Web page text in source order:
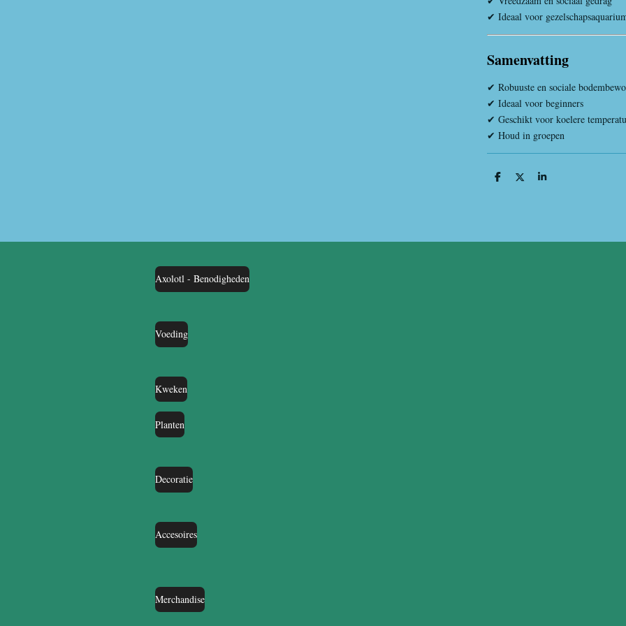
✔ Ideaal voor
Samenvatting
✔ Robuuste en sociale
✔ Ideaal voor beginners
✔ Geschikt voor koelere
✔ Houd in groepen
D
D
S
Axolotl - Benodigheden
Voeding
Kweken
Planten
Decoratie
Accesoires
Merchandise